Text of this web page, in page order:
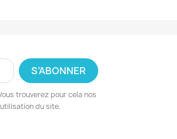
trouverez pour cela nos
du site.